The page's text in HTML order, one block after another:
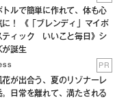
トルで簡単に作れて、体も心
に！ 《「ブレンディ」マイボ
ティック いいこと毎日》シ
が誕生
PR
花が出合う、夏のリゾナーレ
。日常を離れて、満たされる